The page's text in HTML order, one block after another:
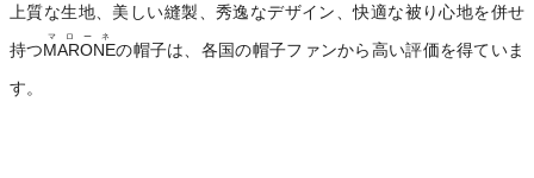
上質な生地、美しい縫製、秀逸なデザイン、快適な被り心地を併せ
持つMARONE
マローネ
の帽子は、各国の帽子ファンから高い評価を得ていま
す。